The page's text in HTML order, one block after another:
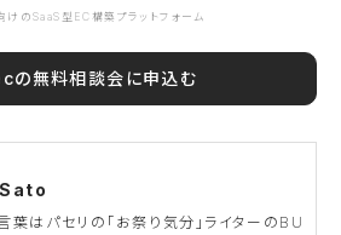
のSaaS型EC構築プラットフォーム
の無料相談会に申込む
葉はパセリの「お祭り気分」ライターのBU